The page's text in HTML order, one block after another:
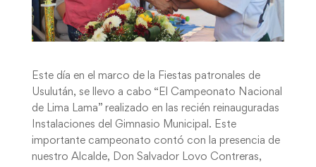
Este día en el marco de la Fiestas patronales de
Usulután, se llevo a cabo “El Campeonato Nacional
de Lima Lama” realizado en las recién reinauguradas
Instalaciones del Gimnasio Municipal. Este
importante campeonato contó con la presencia de
nuestro Alcalde, Don Salvador Lovo Contreras,